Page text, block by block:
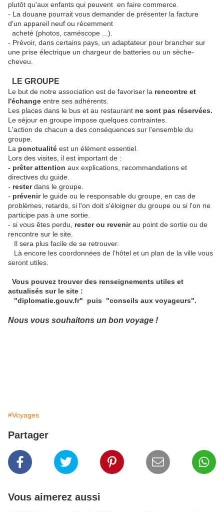
plutôt qu'aux enfants qui peuvent en faire commerce.
- La douane pourrait vous demander de présenter la facture
d'un appareil neuf ou récemment
acheté (photos, caméscope ...).
- Prévoir, dans certains pays, un adaptateur pour brancher sur
une prise électrique un chargeur de batteries ou un sèche-
cheveu.
LE GROUPE
Le but de notre association est de favoriser la rencontre et
l'échange entre ses adhérents.
Les places dans le bus et au restaurant ne sont pas réservées.
Le séjour en groupe impose quelques contraintes.
L'action de chacun a des conséquences sur l'ensemble du
groupe.
La ponctualité est un élément essentiel.
Lors des visites, il est important de :
- prêter attention aux explications, recommandations et
directives du guide.
- resterdans le groupe.
- prévenirle guide ou le responsable du groupe, en cas de
problèmes, retards, si l'on doit s'éloigner du groupe ou si l'on ne
participe pas à une sortie.
- si vous êtes perdu, rester ou revenirau point de sortie ou de
rencontre sur le site.
Il sera plus facile de se retrouver.
Là encore les coordonnées de l'hôtel et un plan de la ville vous
seront utiles.
Vous pouvez trouver des renseignements utiles et
actualisés sur le site :
"diplomatie.gouv.fr" puis "conseils aux voyageurs".
Nous vous souhaitons un bon voyage !
#Voyages
Partager
Vous aimerez aussi